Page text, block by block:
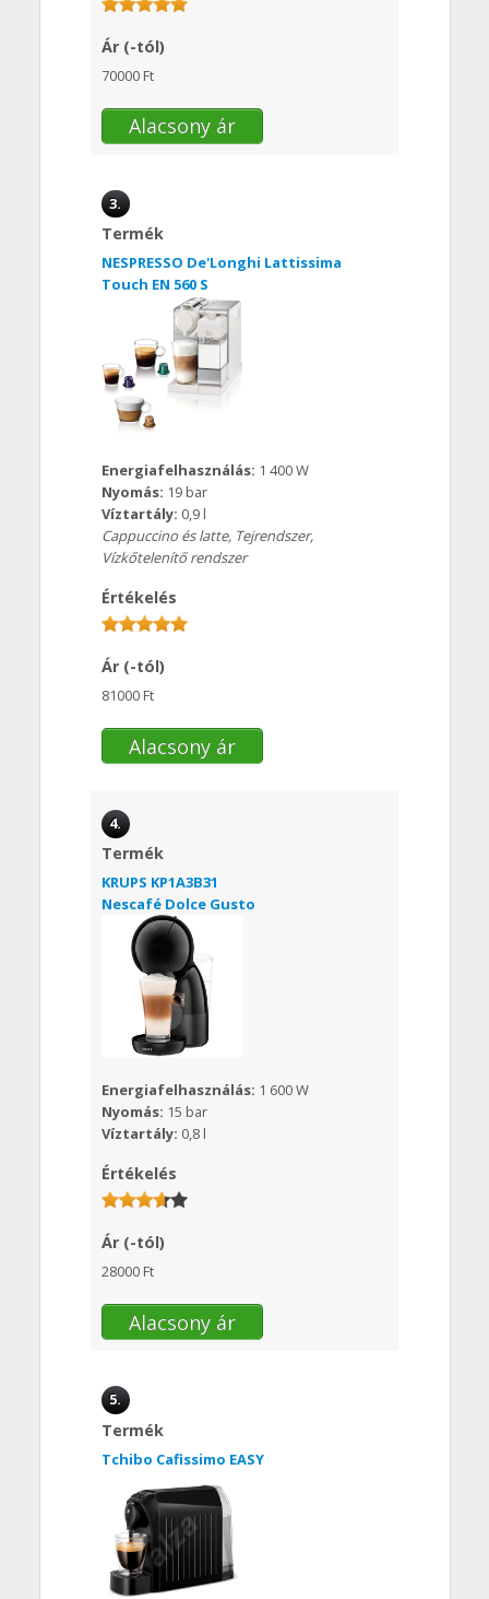
Ár (-tól)
70000 Ft
Alacsony ár
3.
Termék
NESPRESSO De'Longhi Lattissima
Touch EN 560 S
Energiafelhasználás: 1 400 W
Nyomás: 19 bar
Víztartály: 0,9 l
Cappuccino és latte, Tejrendszer,
Vízkőtelenítő rendszer
Értékelés
Ár (-tól)
81000 Ft
Alacsony ár
4.
Termék
KRUPS KP1A3B31
Nescafé Dolce Gusto
Energiafelhasználás: 1 600 W
Nyomás: 15 bar
Víztartály: 0,8 l
Értékelés
Ár (-tól)
28000 Ft
Alacsony ár
5.
Termék
Tchibo Cafissimo EASY